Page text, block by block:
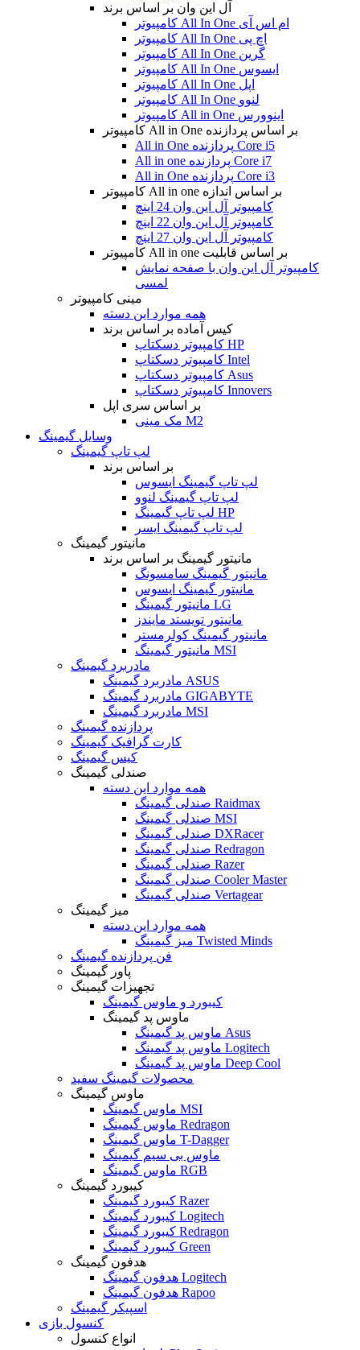
آل این وان بر اساس برند
کامپیوتر All In One ام اس آی
کامپیوتر All In One اچ پی
کامپیوتر All In One گرین
کامپیوتر All In One ایسوس
کامپیوتر All In One اپل
کامپیوتر All In One لنوو
کامپیوتر All in One اینوورس
کامپیوتر All in One بر اساس پردازنده
All in One پردازنده Core i5
All in one پردازنده Core i7
All in One پردازنده Core i3
کامپیوتر All in one بر اساس اندازه
کامپیوتر آل این وان 24 اینچ
کامپیوتر آل این وان 22 اینچ
کامپیوتر آل این وان 27 اینچ
کامپیوتر All in one بر اساس قابلیت
کامپیوتر آل این وان با صفحه نمایش
لمسی
مینی کامپیوتر
همه موارد این دسته
کیس آماده بر اساس برند
کامپیوتر دسکتاپ HP
کامپیوتر دسکتاپ Intel
کامپیوتر دسکتاپ Asus
کامپیوتر دسکتاپ Innovers
بر اساس سری اپل
مک مینی M2
وسایل گیمینگ
لپ تاپ گیمینگ
بر اساس برند
لپ تاپ گیمینگ ایسوس
لپ تاپ گیمینگ لنوو
لپ تاپ گیمینگ HP
لپ تاپ گیمینگ ایسر
مانیتور گیمینگ
مانیتور گیمینگ بر اساس برند
مانیتور گیمینگ سامسونگ
مانیتور گیمینگ ایسوس
مانیتور گیمینگ LG
مانیتور تویستد مایندز
مانیتور گیمینگ کولرمستر
مانیتور گیمینگ MSI
مادربرد گیمینگ
مادربرد گیمینگ ASUS
مادربرد گیمینگ GIGABYTE
مادربرد گیمینگ MSI
پردازنده گیمینگ
کارت گرافیک گیمینگ
کیس گیمینگ
صندلی گیمینگ
همه موارد این دسته
صندلی گیمینگ Raidmax
صندلی گیمینگ MSI
صندلی گیمینگ DXRacer
صندلی گیمینگ Redragon
صندلی گیمینگ Razer
صندلی گیمینگ Cooler Master
صندلی گیمینگ Vertagear
میز گیمینگ
همه موارد این دسته
میز گیمینگ Twisted Minds
فن پردازنده گیمینگ
پاور گیمینگ
تجهیزات گیمینگ
کیبورد و ماوس گیمینگ
ماوس پد گیمینگ
ماوس پد گیمینگ Asus
ماوس پد گیمینگ Logitech
ماوس پد گیمینگ Deep Cool
محصولات گیمینگ سفید
ماوس گیمینگ
ماوس گیمینگ MSI
ماوس گیمینگ Redragon
ماوس گیمینگ T-Dagger
ماوس بی سیم گیمینگ
ماوس گیمینگ RGB
کیبورد گیمینگ
کیبورد گیمینگ Razer
کیبورد گیمینگ Logitech
کیبورد گیمینگ Redragon
کیبورد گیمینگ Green
هدفون گیمینگ
هدفون گیمینگ Logitech
هدفون گیمینگ Rapoo
اسپیکر گیمینگ
کنسول بازی
انواع کنسول